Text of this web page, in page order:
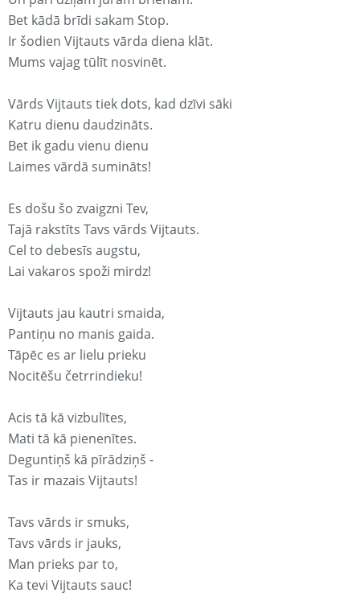
Bet kādā brīdi sakam Stop.
Ir šodien Vijtauts vārda diena klāt.
Mums vajag tūlīt nosvinēt.
Vārds Vijtauts tiek dots, kad dzīvi sāki
Katru dienu daudzināts.
Bet ik gadu vienu dienu
Laimes vārdā sumināts!
Es došu šo zvaigzni Tev,
Tajā rakstīts Tavs vārds Vijtauts.
Cel to debesīs augstu,
Lai vakaros spoži mirdz!
Vijtauts jau kautri smaida,
Pantiņu no manis gaida.
Tāpēc es ar lielu prieku
Nocitēšu četrrindieku!
Acis tā kā vizbulītes,
Mati tā kā pienenītes.
Deguntiņš kā pīrādziņš -
Tas ir mazais Vijtauts!
Tavs vārds ir smuks,
Tavs vārds ir jauks,
Man prieks par to,
Ka tevi Vijtauts sauc!